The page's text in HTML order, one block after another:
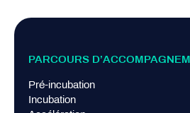
PARCOURS
Pré-incubation
Incubation